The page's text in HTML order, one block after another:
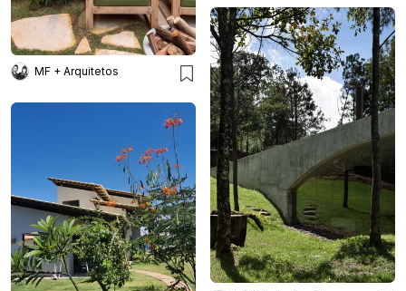
MF + Arquitetos